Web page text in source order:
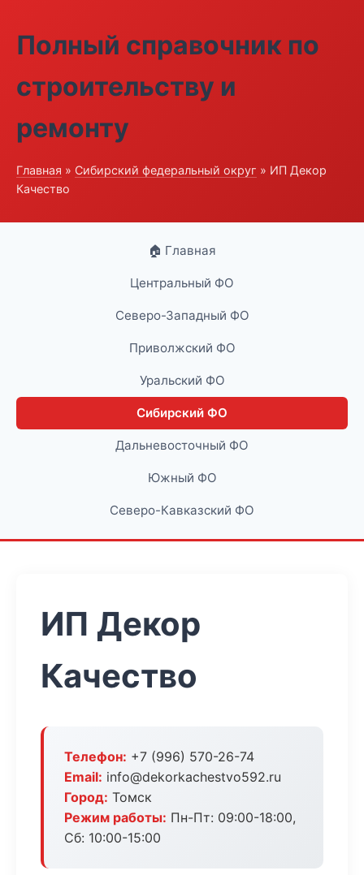
Полный справочник по
строительству и
ремонту
Главная » Сибирский федеральный округ » ИП Декор
Качество
🏠 Главная
Центральный ФО
Северо-Западный ФО
Приволжский ФО
Уральский ФО
Сибирский ФО
Дальневосточный ФО
Южный ФО
Северо-Кавказский ФО
ИП Декор
Качество
Телефон: +7 (996) 570-26-74
Email: info@dekorkachestvo592.ru
Город: Томск
Режим работы: Пн-Пт: 09:00-18:00,
Сб: 10:00-15:00